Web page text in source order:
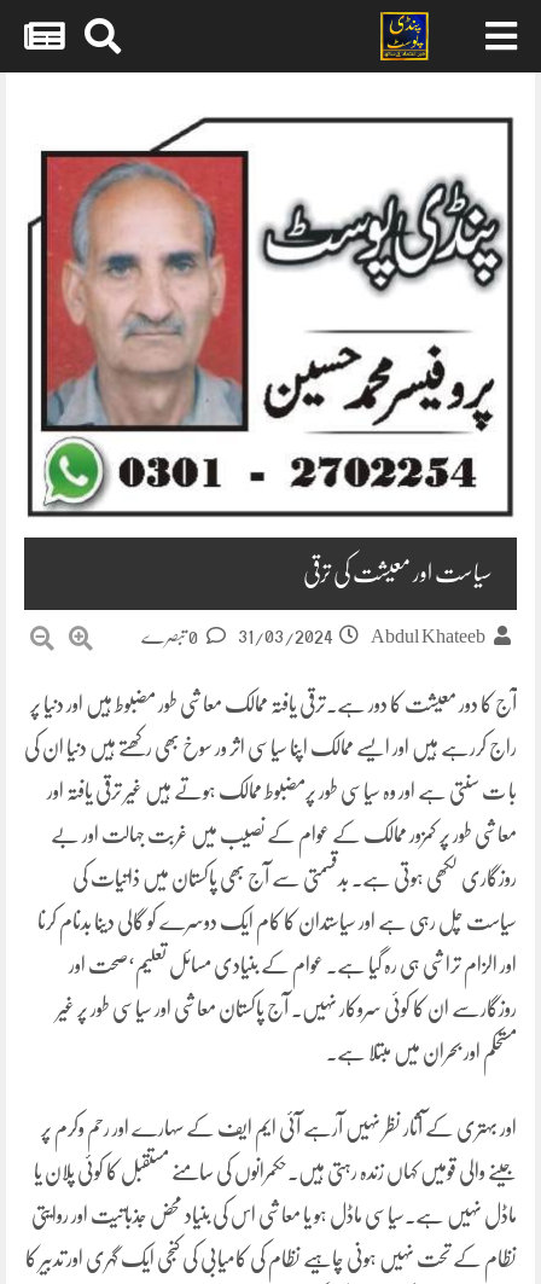
content
سیاست اور معیشت کی ترقی
Abdul Khateeb
31/03/2024
آج کا دور معیشت کا دور ہے۔ترقی یافتہ ممالک معاشی طور مضبوط ہیں اور دنیا پر
راج کررہے ہیں اور ایسے ممالک اپنا سیاسی اثر ور سوخ بھی رکھتے ہیں دنیا ان کی
با ت سنتی ہے اور وہ سیاسی طور پرمضبوط ممالک ہوتے ہیں غیر ترقی یافتہ اور
معاشی طور پر کمزور ممالک کے عوام کے نصیب میں غربت جہالت اور بے
روزگاری لکھی ہوتی ہے۔ بدقسمتی سے آج بھی پاکستان میں ذاتیات کی
سیاست چل رہی ہے اور سیاستدان کا کام ایک دوسرے کو گالی دینا بدنام کرنا
اور الزام تراشی ہی رہ گیا ہے۔ عوام کے بنیادی مسائل تعلیم‘صحت اور
روزگارسے ان کا کوئی سروکار نہیں۔ آج پاکستان معاشی اور سیاسی طور پر غیر
مستحکم اور بحران میں مبتلا ہے۔
اور بہتری کے آثار نظر نہیں آرہے آئی ایم ایف کے سہارے اور رحم وکرم پر
جینے والی قومیں کہاں زندہ رہتی ہیں۔حکمرانوں کی سامنے مستقبل کا کوئی پلان یا
ماڈل نہیں ہے۔سیاسی ماڈل ہو یا معاشی اس کی بنیاد محض جذباتیت اور روایتی
نظام کے تحت نہیں ہونی چاہیے نظام کی کامیابی کی کنجی ایک گہری اور تدبیر کا